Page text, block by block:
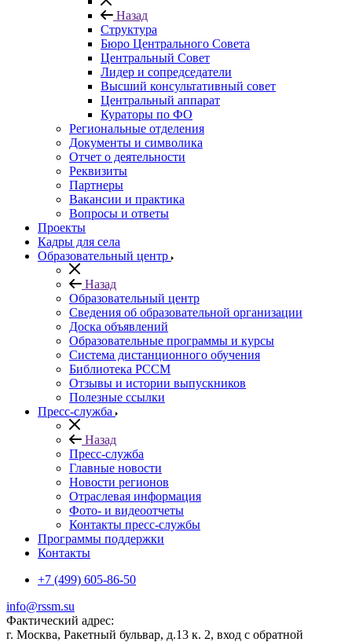
Назад
Структура
Бюро Центрального Совета
Центральный Совет
Лидер и сопредседатели
Высший консультативный совет
Центральный аппарат
Кураторы по ФО
Региональные отделения
Документы и символика
Отчет о деятельности
Реквизиты
Партнеры
Вакансии и практика
Вопросы и ответы
Проекты
Кадры для села
Образовательный центр
Назад
Образовательный центр
Сведения об образовательной организации
Доска объявлений
Образовательные программы и курсы
Система дистанционного обучения
Библиотека РССМ
Отзывы и истории выпускников
Полезные ссылки
Пресс-служба
Назад
Пресс-служба
Главные новости
Новости регионов
Отраслевая информация
Фото- и видеоотчеты
Контакты пресс-службы
Программы поддержки
Контакты
+7 (499) 605-86-50
info@rssm.su
Фактический адрес:
г. Москва, Ракетный бульвар, д.13 к. 2, вход с обратной